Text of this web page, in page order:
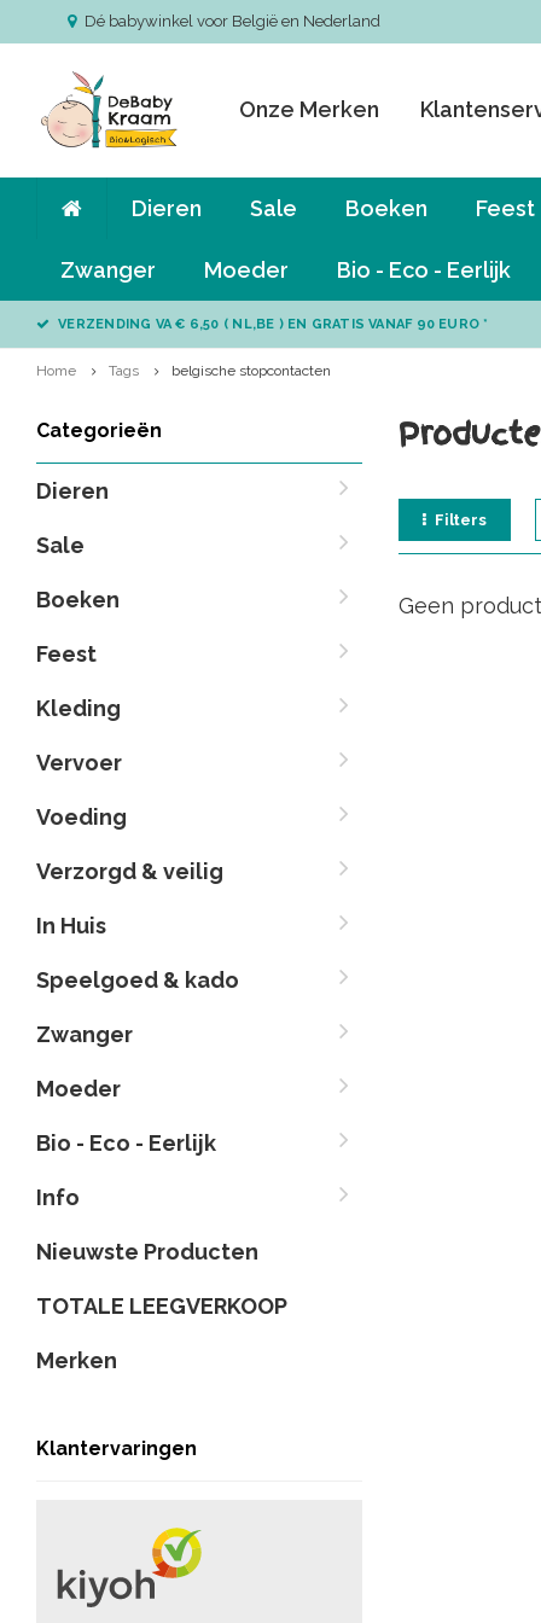
Dé babywinkel voor België en Nederland
Onze Merken
Dieren Sale Boeken Feest
Zwanger Moeder Bio - Eco - Eerlijk
VERZENDING VA € 6,50 ( NL,BE ) EN GRATIS VANAF 90 EURO *
Home Tags belgische stopcontacten
Categorieën
Dieren
Sale
Boeken
Feest
Kleding
Vervoer
Voeding
Verzorgd & veilig
In Huis
Speelgoed & kado
Zwanger
Moeder
Bio - Eco - Eerlijk
Info
Nieuwste Producten
TOTALE LEEGVERKOOP
Merken
Klantervaringen
Filters
Geen